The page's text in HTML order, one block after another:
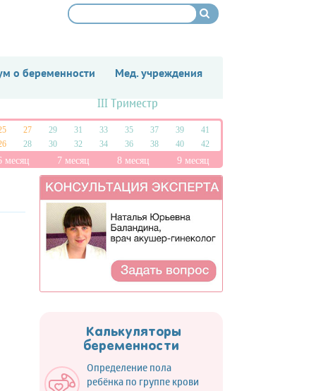
о беременности Мед. учреждения
III Триместр
27 29 31 33 35 37 39
41
28 30 32 34 36 38 40 42
месяц 7 месяц 8 месяц 9 месяц
Калькуляторы
беременности
Определение пола
ребёнка по группе крови